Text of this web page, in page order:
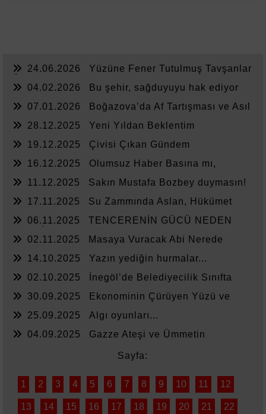
24.06.2026
Yüzüne Fener Tutulmuş Tavşanlar
04.02.2026
Bu şehir, sağduyuyu hak ediyor
07.01.2026
Boğazova’da Af Tartışması ve Asıl
28.12.2025
Yeni Yıldan Beklentim
19.12.2025
Çivisi Çıkan Gündem
16.12.2025
Olumsuz Haber Basına mı,
11.12.2025
Sakın Mustafa Bozbey duymasın!
17.11.2025
Su Zammında Aslan, Hükümet
06.11.2025
TENCERENİN GÜCÜ NEDEN
02.11.2025
Masaya Vuracak Abi Nerede
14.10.2025
Yazın yediğin hurmalar...
02.10.2025
İnegöl’de Belediyecilik Sınıfta
30.09.2025
Ekonominin Çürüyen Yüzü ve
25.09.2025
Algı oyunları...
04.09.2025
Gazze Ateşi ve Ümmetin
Sayfa:
1 2 3 4 5 6 7 8 9 10 11 12
13 14 15 16 17 18 19 20 21 22